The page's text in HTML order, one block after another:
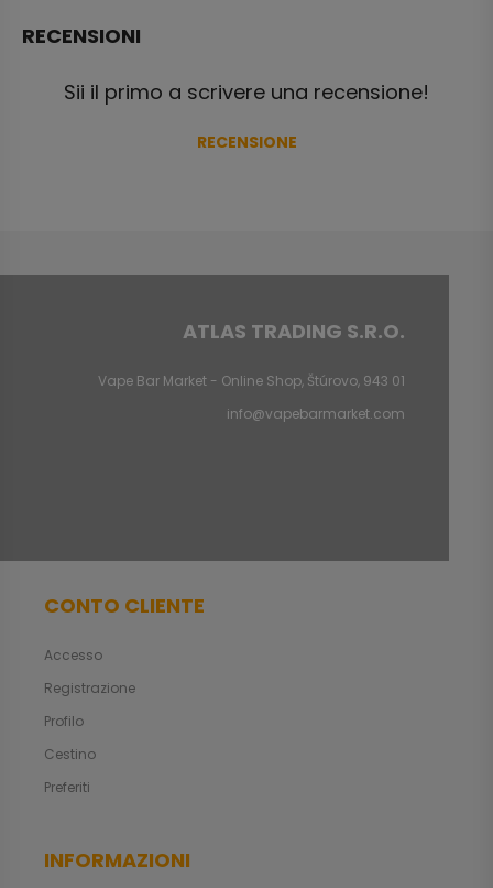
RECENSIONI
Sii il primo a scrivere una recensione!
RECENSIONE
ATLAS TRADING S.R.O.
Vape Bar Market - Online Shop, Štúrovo, 943 01
info@vapebarmarket.com
CONTO CLIENTE
Accesso
Registrazione
Profilo
Cestino
Preferiti
INFORMAZIONI